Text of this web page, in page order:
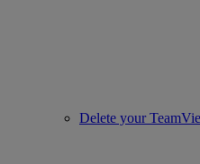
Delete your